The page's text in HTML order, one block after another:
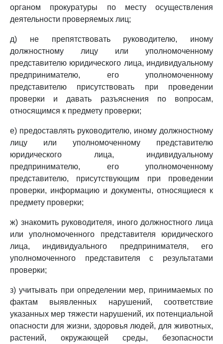
органом прокуратуры по месту осуществления
деятельности проверяемых лиц;
д) не препятствовать руководителю, иному
должностному лицу или уполномоченному
представителю юридического лица, индивидуальному
предпринимателю, его уполномоченному
представителю присутствовать при проведении
проверки и давать разъяснения по вопросам,
относящимся к предмету проверки;
е) предоставлять руководителю, иному должностному
лицу или уполномоченному представителю
юридического лица, индивидуальному
предпринимателю, его уполномоченному
представителю, присутствующим при проведении
проверки, информацию и документы, относящиеся к
предмету проверки;
ж) знакомить руководителя, иного должностного лица
или уполномоченного представителя юридического
лица, индивидуального предпринимателя, его
уполномоченного представителя с результатами
проверки;
з) учитывать при определении мер, принимаемых по
фактам выявленных нарушений, соответствие
указанных мер тяжести нарушений, их потенциальной
опасности для жизни, здоровья людей, для животных,
растений, окружающей среды, безопасности